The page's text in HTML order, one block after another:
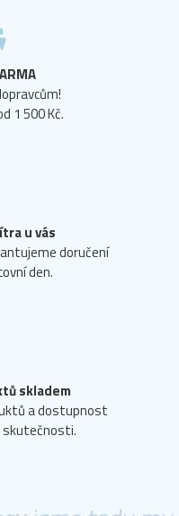
1 500 Kč.
u vás
doručení
den.
skladem
a dostupnost
skutečnosti.